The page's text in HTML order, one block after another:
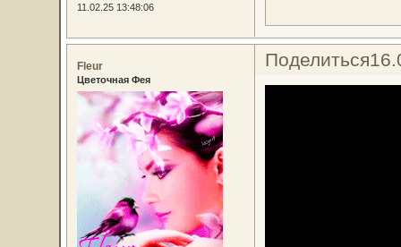
11.02.25 13:48:06
Поделиться
Fleur
Цветочная Фея